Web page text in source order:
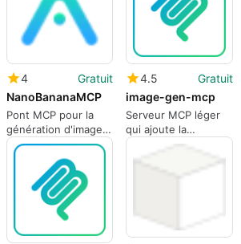
4
Gratuit
NanoBananaMCP
Pont MCP pour la
génération d'images
NanoBanana à
l'intérieur des
assistants AI
4.5
Gratuit
image-gen-mcp
Serveur MCP léger
qui ajoute la
génération d'images
dans le chat